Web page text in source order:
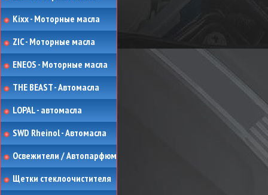
Kixx - Моторные масла
ZIC - Моторные масла
ENEOS - Моторные масла
THE BEAST - Автомасла
LOPAL - автомасла
SWD Rheinol - Автомасла
Освежители / Автопарфюм
Щетки стеклоочистителя